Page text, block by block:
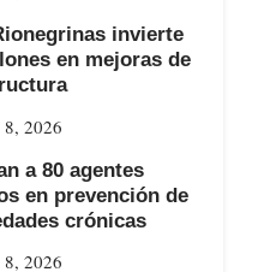
invierte
en mejoras de
8, 2026
a 80 agentes
en prevención de
crónicas
8, 2026